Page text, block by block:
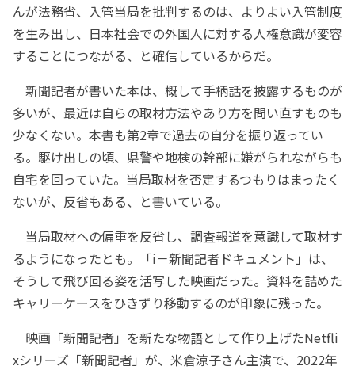
んが法務省、入管当局を批判するのは、よりよい入管制度
を生み出し、日本社会での外国人に対する人権意識が変容
することにつながる、と確信しているからだ。
新聞記者が書いた本は、概して手柄話を披露するものが
多いが、最近は自らの取材方法やあり方を問い直すものも
少なくない。本書も第2章で過去の自分を振り返ってい
る。駆け出しの頃、県警や地検の幹部に嫌がられながらも
自宅を回っていた。当局取材を否定するつもりはまったく
ないが、反省もある、と書いている。
当局取材への偏重を反省し、調査報道を意識して取材す
るようになったとも。「i－新聞記者ドキュメント」は、
そうして飛び回る姿を活写した映画だった。資料を詰めた
キャリーケースをひきずり移動するのが印象に残った。
映画「新聞記者」を新たな物語として作り上げたNetfli
xシリーズ「新聞記者」が、米倉涼子さん主演で、2022年